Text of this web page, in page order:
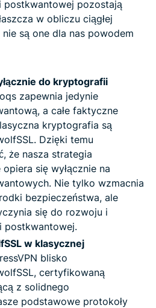
pozostają
w obliczu ciągłej
są one dla nas powodem
do kryptografii
zapewnia jedynie
a całe faktyczne
kryptografia są
Dzięki temu
że nasza strategia
się wyłącznie na
Nie tylko wzmacnia
bezpieczeństwa, ale
się do rozwoju i
w klasycznej
blisko
certyfikowaną
z solidnego
podstawowe protokoły